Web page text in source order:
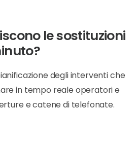
le sostituzioni
degli interventi che
in tempo reale operatori e
e catene di telefonate.